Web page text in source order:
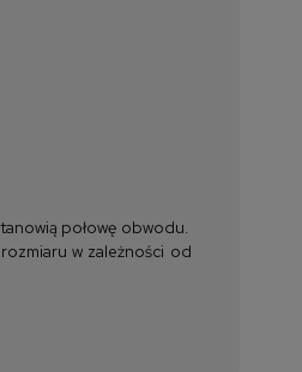
połowę obwodu.
w zależności od